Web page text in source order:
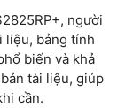
người
liệu, bảng tính
biến và khả
tài liệu, giúp
cần.